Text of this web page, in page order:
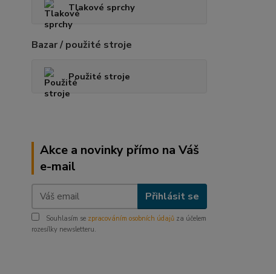
Tlakové sprchy
Bazar / použité stroje
Použité stroje
Akce a novinky přímo na Váš
e-mail
Přihlásit se
Souhlasím se zpracováním osobních údajů za účelem
rozesílky newsletteru.